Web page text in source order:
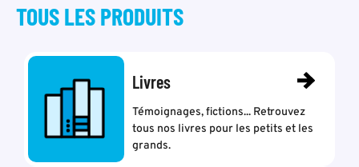
TOUS LESPRODUITS
Livres
Témoignages, fictions... Retrouvez
tous nos livres pour les petits et les
grands.